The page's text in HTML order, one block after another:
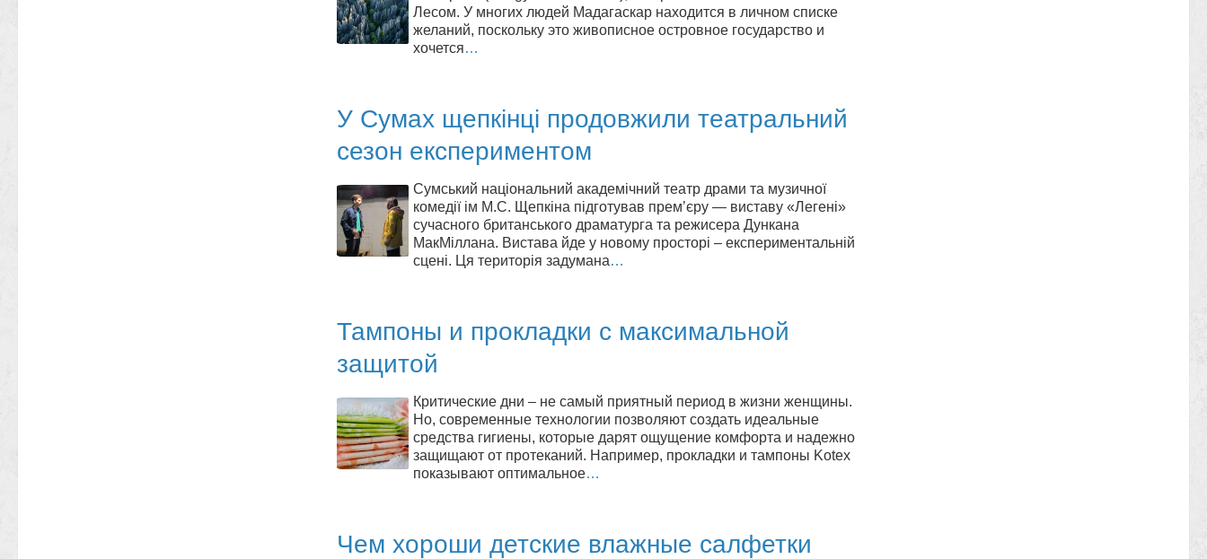
Лесом. У многих людей Мадагаскар находится в личном списке
желаний, поскольку это живописное островное государство и
хочется…
У Сумах щепкінці продовжили театральний
сезон експериментом
Сумський національний академічний театр драми та музичної
комедії ім М.С. Щепкіна підготував прем’єру — виставу «Легені»
сучасного британського драматурга та режисера Дункана
МакМіллана. Вистава йде у новому просторі – експериментальній
сцені. Ця територія задумана…
Тампоны и прокладки с максимальной
защитой
Критические дни – не самый приятный период в жизни женщины.
Но, современные технологии позволяют создать идеальные
средства гигиены, которые дарят ощущение комфорта и надежно
защищают от протеканий. Например, прокладки и тампоны Kotex
показывают оптимальное…
Чем хороши детские влажные салфетки